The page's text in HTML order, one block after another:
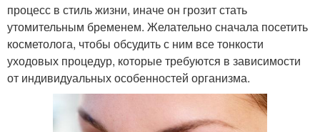
процесс в стиль жизни, иначе он грозит стать
утомительным бременем. Желательно сначала посетить
косметолога, чтобы обсудить с ним все тонкости
уходовых процедур, которые требуются в зависимости
от индивидуальных особенностей организма.